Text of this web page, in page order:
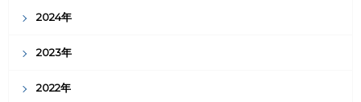
2024年
2023年
2022年